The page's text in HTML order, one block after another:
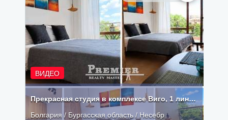
ВИДЕО
Прекрасная студия в комплексе Виго, 1 линия Несебр.
Болгария / Бургасская область / Несебр